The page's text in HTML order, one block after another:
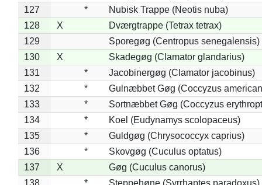
127
*
Nubisk Trappe (Neotis nuba)
128
X
Dværgtrappe (Tetrax tetrax)
129
Sporegøg (Centropus senegalensis)
130
X
Skadegøg (Clamator glandarius)
131
*
Jacobinergøg (Clamator jacobinus)
132
*
Gulnæbbet Gøg (Coccyzus
133
*
Sortnæbbet Gøg (Coccyzus
134
*
Koel (Eudynamys scolopaceus)
135
*
Guldgøg (Chrysococcyx caprius)
136
*
Skovgøg (Cuculus optatus)
137
X
Gøg (Cuculus canorus)
138
*
Steppehøne (Syrrhaptes paradoxus)